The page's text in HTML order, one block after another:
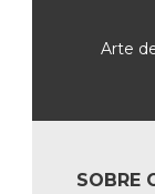
Arte
SOBRE